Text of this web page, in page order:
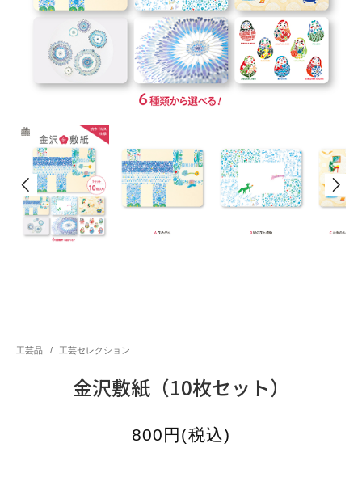
工芸品 / 工芸セレクション
金沢敷紙（10枚セット）
800円(税込)